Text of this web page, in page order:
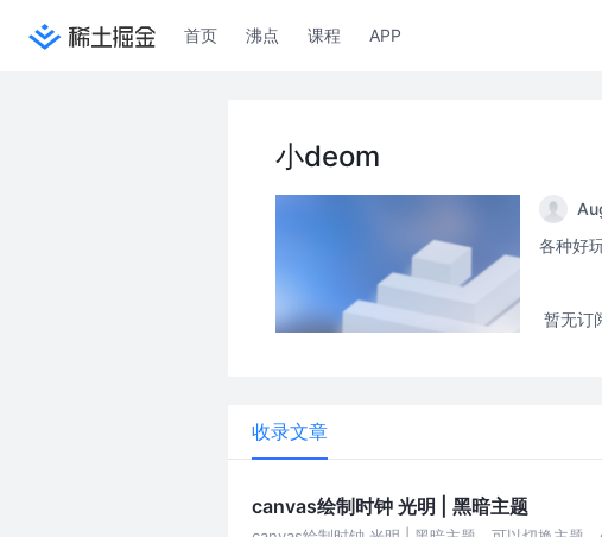
首页 沸点 课程 APP
小deom
各种好
暂无订
收录文章
canvas绘制时钟 光明 | 黑暗主题